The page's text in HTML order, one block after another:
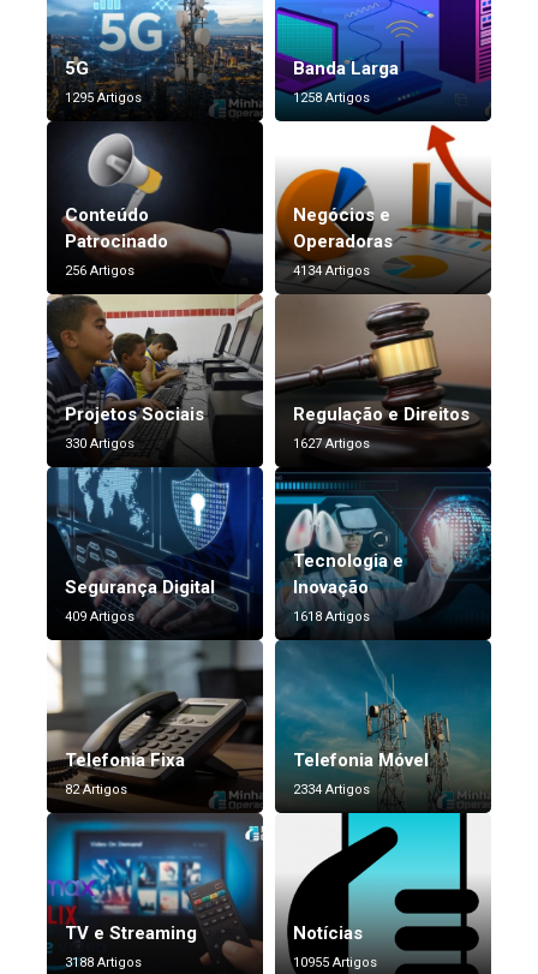
5G
1295 Artigos
Banda Larga
1258 Artigos
Conteúdo
Patrocinado
256 Artigos
Negócios e
Operadoras
4134 Artigos
Projetos Sociais
330 Artigos
Regulação e Direitos
1627 Artigos
Segurança Digital
409 Artigos
Tecnologia e
Inovação
1618 Artigos
Telefonia Fixa
82 Artigos
Telefonia Móvel
2334 Artigos
TV e Streaming
3188 Artigos
Notícias
10955 Artigos